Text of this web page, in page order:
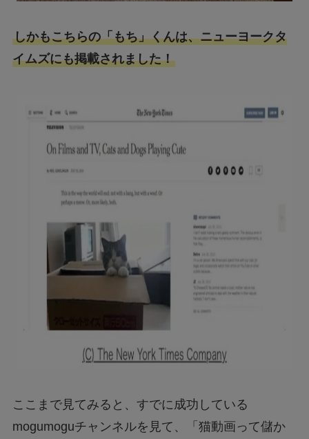
しかもこちらの「もち」くんは、ニューヨークタ
イムズにも掲載されました！
ここまで見てみると、すでに成功している
mogumoguチャンネルを見て、「猫動画って儲か